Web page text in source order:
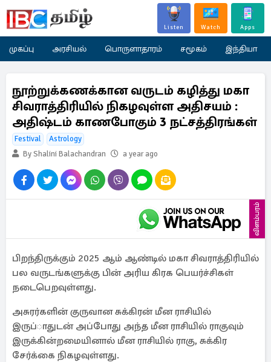
Listen Watch Apps
முகப்பு அரசியல் பொருளாதாரம் சமூகம் இந்தியா
நூற்றுக்கணக்கான வருடம் கழித்து மகா
சிவராத்திரியில் நிகழவுள்ள அதிசயம் :
அதிஷ்டம் காணபோகும் 3 நட்சத்திரங்கள்
Festival
Astrology
By Shalini Balachandran
a year ago
விளம்பரம்
பிறந்திருக்கும் 2025 ஆம் ஆண்டில் மகா சிவராத்திரியில்
பல வருடங்களுக்கு பின் அரிய கிரக பெயர்ச்சிகள்
நடைபெறவுள்ளது.
அசுரர்களின் குருவான சுக்கிரன் மீன ராசியில்
இருப்ாதுடன் அப்போது அந்த மீன ராசியில் ராகுவும்
இருக்கின்றமையினால் மீன ராசியில் ராகு, சுக்கிர
சேர்க்கை நிகழவுள்ளது.